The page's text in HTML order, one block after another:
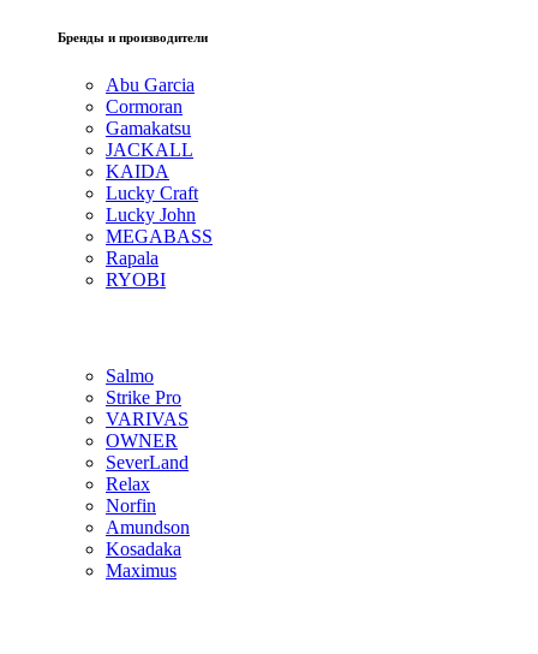
Бренды и производители
Abu Garcia
Cormoran
Gamakatsu
JACKALL
KAIDA
Lucky Craft
Lucky John
MEGABASS
Rapala
RYOBI
Salmo
Strike Pro
VARIVAS
OWNER
SeverLand
Relax
Norfin
Amundson
Kosadaka
Maximus